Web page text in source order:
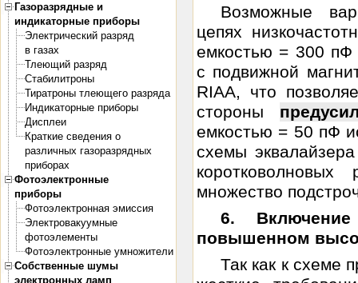
Газоразрядные и
индикаторные приборы
Электрический разряд
в газах
Тлеющий разряд
Стабилитроны
Тиратроны тлеющего разряда
Индикаторные приборы
Дисплеи
Краткие сведения о
различных газоразрядных
приборах
Фотоэлектронные
приборы
Фотоэлектронная эмиссия
Электровакуумные
фотоэлементы
Фотоэлектронные умножители
Собственные шумы
электронных ламп
Возможные
цепях
емкостью = 300 пФ
с подвижной
RIAA, что
стороны
емкостью = 50 пФ
схемы
коротковолновых
множество
6. Включение
повышенном
Так как к схеме